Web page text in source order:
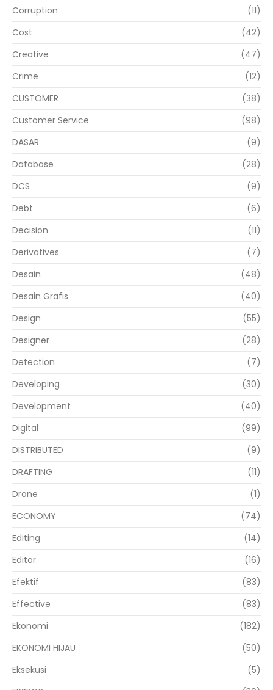
Corruption
(11)
Cost
(42)
Creative
(47)
Crime
(12)
CUSTOMER
(38)
Customer Service
(98)
DASAR
(9)
Database
(28)
DCS
(9)
Debt
(6)
Decision
(11)
Derivatives
(7)
Desain
(48)
Desain Grafis
(40)
Design
(55)
Designer
(28)
Detection
(7)
Developing
(30)
Development
(40)
Digital
(99)
DISTRIBUTED
(9)
DRAFTING
(11)
Drone
(1)
ECONOMY
(74)
Editing
(14)
Editor
(16)
Efektif
(83)
Effective
(83)
Ekonomi
(182)
EKONOMI HIJAU
(50)
Eksekusi
(5)